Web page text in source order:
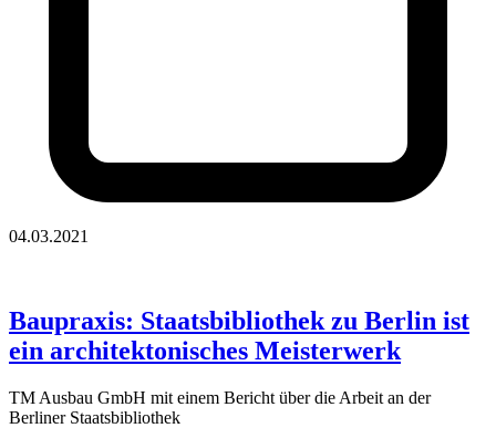
04.03.2021
Baupraxis: Staatsbibliothek zu Berlin ist
ein architektonisches Meisterwerk
TM Ausbau GmbH mit einem Bericht über die Arbeit an der
Berliner Staatsbibliothek